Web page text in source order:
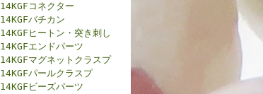
14KGFコネクター
14KGFバチカン
14KGFヒートン・突き刺し
14KGFエンドパーツ
14KGFマグネットクラスプ
14KGFパールクラスプ
14KGFビーズパーツ